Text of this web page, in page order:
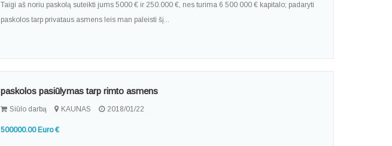
Taigi aš noriu paskolą suteikti jums 5000 € ir 250.000 €, nes turima 6 500 000 € kapitalo; padaryti
paskolos tarp privataus asmens leis man paleisti šį...
paskolos pasiūlymas tarp rimto asmens
Siūlo darbą KAUNAS 2018/01/22
500000.00 Euro €